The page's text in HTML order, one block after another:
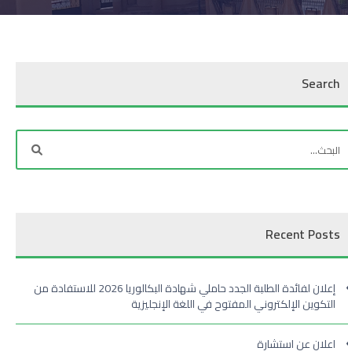
Search
Recent Posts
إعلان لفائدة الطلبة الجدد حاملي شهادة البكالوريا 2026 للاستفادة من
التكوين الإلكتروني المفتوح في اللغة الإنجليزية
اعلان عن استشارة